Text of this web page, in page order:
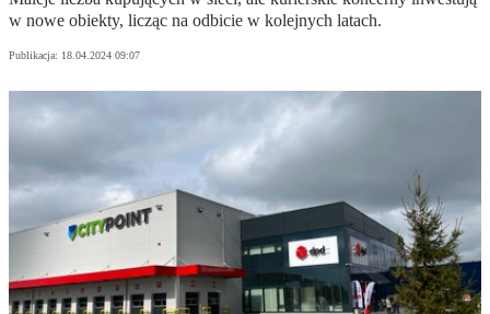
w nowe obiekty, licząc na odbicie w kolejnych latach.
Publikacja: 18.04.2024 09:07